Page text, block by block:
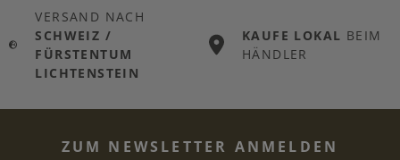
VERSAND NACH
SCHWEIZ /
FÜRSTENTUM
LICHTENSTEIN
KAUFE LOKAL BEIM
HÄNDLER
ZUM NEWSLETTER ANMELDEN